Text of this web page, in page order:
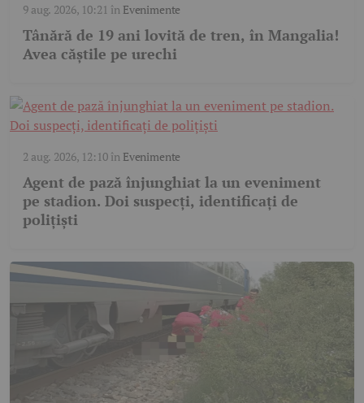
9 aug. 2026, 10:21 în Evenimente
Tânără de 19 ani lovită de tren, în Mangalia!
Avea căștile pe urechi
2 aug. 2026, 12:10în Evenimente
Agent de pază înjunghiat la un eveniment
pe stadion. Doi suspecți, identificați de
polițiști